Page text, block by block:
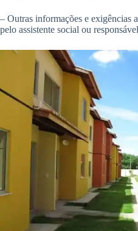
– Outras informações e exigências
pelo assistente social ou